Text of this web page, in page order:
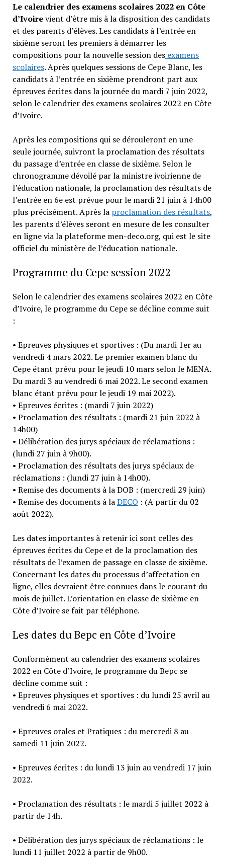
Le calendrier des examens scolaires 2022 en Côte
d’Ivoirevient d’être mis à la disposition des candidats
et des parents d’élèves. Les candidats à l’entrée en
sixième seront les premiers à démarrer les
compositions pour la nouvelle session desexamens
scolaires. Après quelques sessions de Cepe Blanc, les
candidats à l’entrée en sixième prendront part aux
épreuves écrites dans la journée du mardi 7 juin 2022,
selon le calendrier des examens scolaires 2022 en Côte
d’Ivoire.
Après les compositions qui se dérouleront en une
seule journée, suivront la proclamation des résultats
du passage d’entrée en classe de sixième. Selon le
chronogramme dévoilé par la ministre ivoirienne de
l’éducation nationale, la proclamation des résultats de
l’entrée en 6e est prévue pour le mardi 21 juin à 14h00
plus précisément. Après la proclamation des résultats,
les parents d’élèves seront en mesure de les consulter
en ligne via la plateforme men-deco.org, qui est le site
officiel du ministère de l’éducation nationale.
Programme du Cepe session 2022
Selon le calendrier des examens scolaires 2022 en Côte
d’Ivoire, le programme du Cepe se décline comme suit
:
• Epreuves physiques et sportives : (Du mardi 1er au
vendredi 4 mars 2022. Le premier examen blanc du
Cepe étant prévu pour le jeudi 10 mars selon le MENA.
Du mardi 3 au vendredi 6 mai 2022. Le second examen
blanc étant prévu pour le jeudi 19 mai 2022).
• Epreuves écrites : (mardi 7 juin 2022)
• Proclamation des résultats : (mardi 21 juin 2022 à
14h00)
• Délibération des jurys spéciaux de réclamations :
(lundi 27 juin à 9h00).
• Proclamation des résultats des jurys spéciaux de
réclamations : (lundi 27 juin à 14h00).
• Remise des documents à la DOB : (mercredi 29 juin)
• Remise des documents à laDECO : (A partir du 02
août 2022).
Les dates importantes à retenir ici sont celles des
épreuves écrites du Cepe et de la proclamation des
résultats de l’examen de passage en classe de sixième.
Concernant les dates du processus d’affectation en
ligne, elles devraient être connues dans le courant du
mois de juillet. L’orientation en classe de sixième en
Côte d’Ivoire se fait par téléphone.
Les dates du Bepc en Côte d’Ivoire
Conformément au calendrier des examens scolaires
2022 en Côte d’Ivoire, le programme du Bepc se
décline comme suit :
• Epreuves physiques et sportives : du lundi 25 avril au
vendredi 6 mai 2022.
• Epreuves orales et Pratiques : du mercredi 8 au
samedi 11 juin 2022.
• Epreuves écrites : du lundi 13 juin au vendredi 17 juin
2022.
• Proclamation des résultats : le mardi 5 juillet 2022 à
partir de 14h.
• Délibération des jurys spéciaux de réclamations : le
lundi 11 juillet 2022 à partir de 9h00.